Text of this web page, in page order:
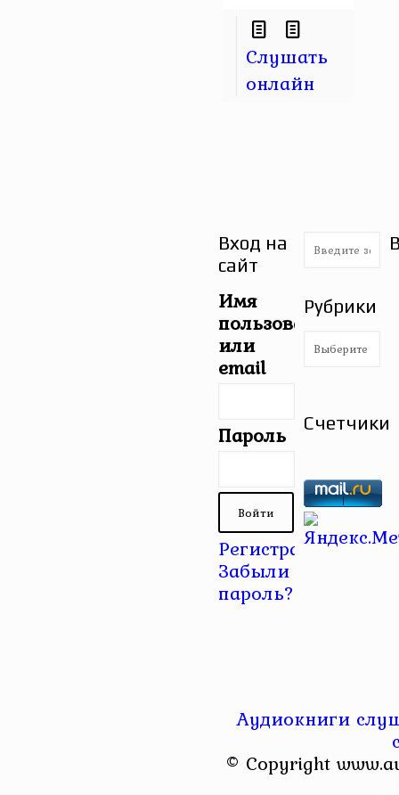
Слушать
онлайн
Вход на
сайт
Имя
пользователя
или
email
Пароль
Регистрация |
Забыли
пароль?
Рубрики
Рубрики
Счетчики
Аудиокниги
© Copyright